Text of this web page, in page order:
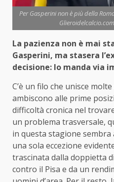
Per Gasperini non è più della
La pazienza non è mai
Gasperini, ma stasera
decisione: lo manda via
C’è un filo che unisce
ambiscono alle prime
difficoltà cronica nel
un problema trasversale,
in questa stagione
una sola eccezione
trascinata dalla doppietta
contro il Pisa e da un